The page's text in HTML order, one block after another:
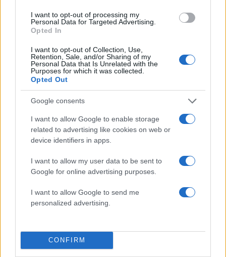
I want to opt-out of processing my
Personal Data for Targeted Advertising.
Opted In
I want to opt-out of Collection, Use,
Retention, Sale, and/or Sharing of my
Personal Data that Is Unrelated with the
Purposes for which it was collected.
Opted Out
Google consents
I want to allow Google to enable storage
related to advertising like cookies on web or
device identifiers in apps.
I want to allow my user data to be sent to
Google for online advertising purposes.
I want to allow Google to send me
personalized advertising.
CONFIRM
2000 /2000
Πολιτική Απορρήτου&Όροι Χρήσηςτης Google.
Lifestyle
ΒΑΣΙΛΗΣ ΜΠΙΣΜΠΙΚΗΣ
ΔΗΜΗΤΡΗΣ ΟΥΓΓΑΡΕΖΟΣ
Ακολουθήστε το Νewsit.gr στο